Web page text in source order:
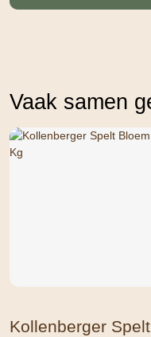
Vaak samen
Kollenberger Spelt